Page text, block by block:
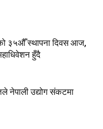
३५औँ स्थापना दिवस आज,
हुँदै
नेपाली उद्योग संकटमा